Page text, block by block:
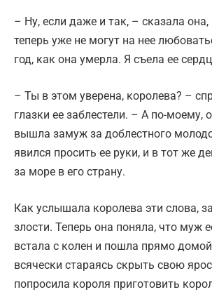
– Ну, если даже и так, – сказала
теперь уже не могут на нее
год, как она умерла. Я съела ее
– Ты в этом уверена, королева? –
глазки ее заблестели. – А по-моему,
вышла замуж за доблестного
явился просить ее руки, и в тот же
за море в его страну.
Как услышала королева эти слова,
злости. Теперь она поняла, что муж
встала с колен и пошла прямо
всячески стараясь скрыть свою
попросила короля приготовить